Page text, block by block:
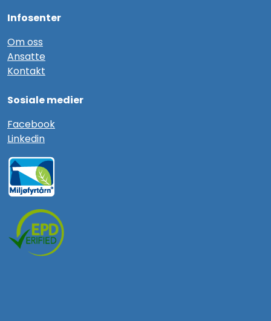
Infosenter
Om oss
Ansatte
Kontakt
Sosiale medier
Facebook
Linkedin